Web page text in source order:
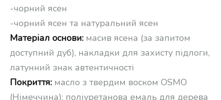
-чорний ясен
-чорний ясен та натуральний ясен
Матеріал основи: масив ясена (за запитом
доступний дуб), накладки для захисту підлоги,
латунний знак автентичності
Покриття: масло з твердим воском OSMO
(Німеччина); поліуретанова емаль для дерева